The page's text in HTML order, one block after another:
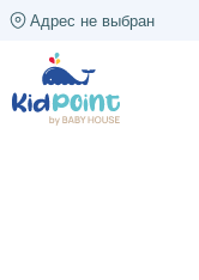
Адрес не выбран